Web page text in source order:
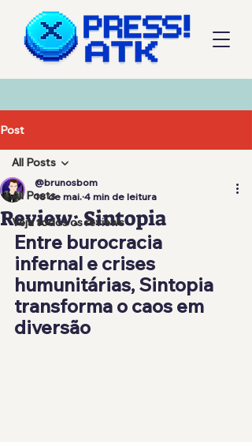
Post
All Posts
Veja todos os reviews
All Posts
Review: Sintopia
@brunosbom
18 de mai. 4 min de leitura
Entre burocracia
infernal e crises
humunitárias, Sintopia
transforma o caos em
diversão